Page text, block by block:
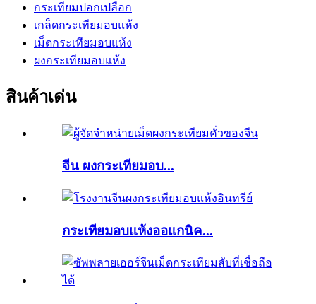
กระเทียมปอกเปลือก
เกล็ดกระเทียมอบแห้ง
เม็ดกระเทียมอบแห้ง
ผงกระเทียมอบแห้ง
สินค้าเด่น
จีน ผงกระเทียมอบ...
กระเทียมอบแห้งออแกนิค...